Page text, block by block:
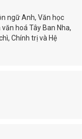
ngữ Anh, Văn học
hoá Tây Ban Nha,
Chính trị và Hệ